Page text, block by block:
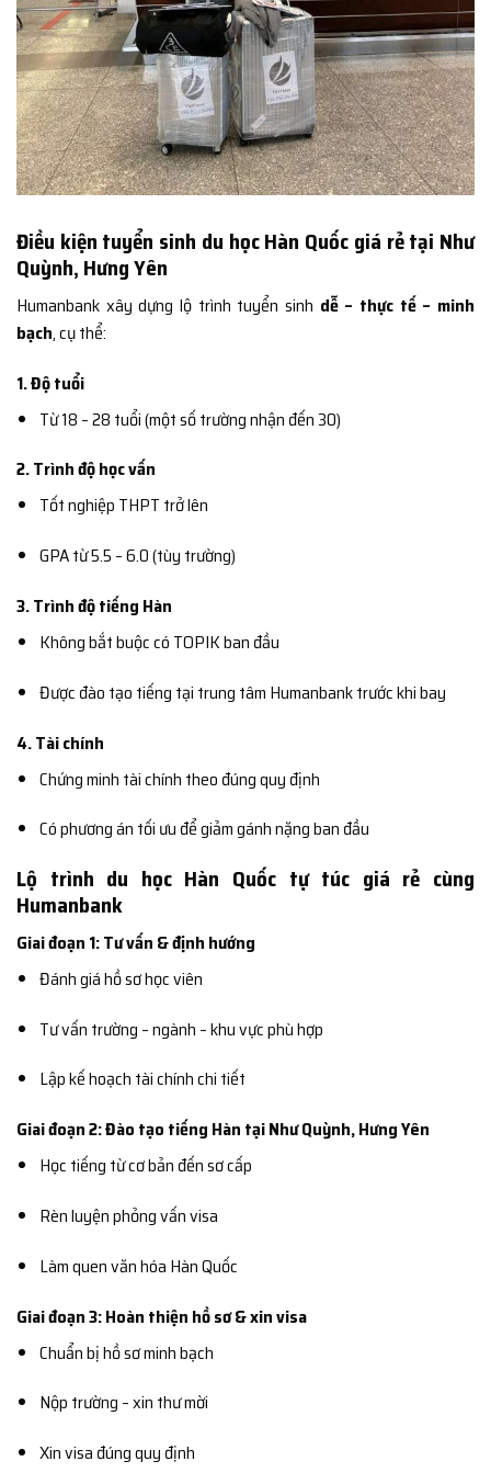
Điều kiện tuyển sinh du học Hàn Quốc giá rẻ tại Như
Quỳnh, Hưng Yên
Humanbank xây dựng lộ trình tuyển sinh dễ – thực tế – minh
bạch, cụ thể:
1. Độ tuổi
Từ 18 – 28 tuổi (một số trường nhận đến 30)
2. Trình độ học vấn
Tốt nghiệp THPT trở lên
GPA từ 5.5 – 6.0 (tùy trường)
3. Trình độ tiếng Hàn
Không bắt buộc có TOPIK ban đầu
Được đào tạo tiếng tại trung tâm Humanbank trước khi bay
4. Tài chính
Chứng minh tài chính theo đúng quy định
Có phương án tối ưu để giảm gánh nặng ban đầu
Lộ trình du học Hàn Quốc tự túc giá rẻ cùng
Humanbank
Giai đoạn 1: Tư vấn & định hướng
Đánh giá hồ sơ học viên
Tư vấn trường – ngành – khu vực phù hợp
Lập kế hoạch tài chính chi tiết
Giai đoạn 2: Đào tạo tiếng Hàn tại Như Quỳnh, Hưng Yên
Học tiếng từ cơ bản đến sơ cấp
Rèn luyện phỏng vấn visa
Làm quen văn hóa Hàn Quốc
Giai đoạn 3: Hoàn thiện hồ sơ & xin visa
Chuẩn bị hồ sơ minh bạch
Nộp trường – xin thư mời
Xin visa đúng quy định